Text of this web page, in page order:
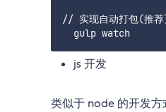
// 实现自动打包(推
js 开发
类似于 node 的开发方